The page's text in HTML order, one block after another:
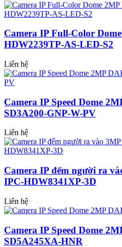
Camera IP Full-Color
HDW2239TP-AS-LED-S2
Liên hệ
Camera IP Speed Dome
SD3A200-GNP-W-PV
Liên hệ
Camera IP đếm người ra
IPC-HDW8341XP-3D
Liên hệ
Camera IP Speed Dome
SD5A245XA-HNR